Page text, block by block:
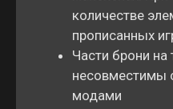
количестве
прописанных
Части брони на
несовместимы
модами